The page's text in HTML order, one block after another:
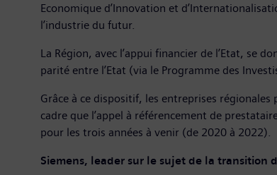
Economique d’Innovation et
l’industrie du futur.
La Région, avec l’appui financier de l’Etat, se
parité entre l’Etat (via le Programme des
Grâce à ce dispositif, les entreprises
cadre que l’appel à référencement de
pour les trois années à venir (de 2020 à 2022).
Siemens, leader sur le sujet de la transition